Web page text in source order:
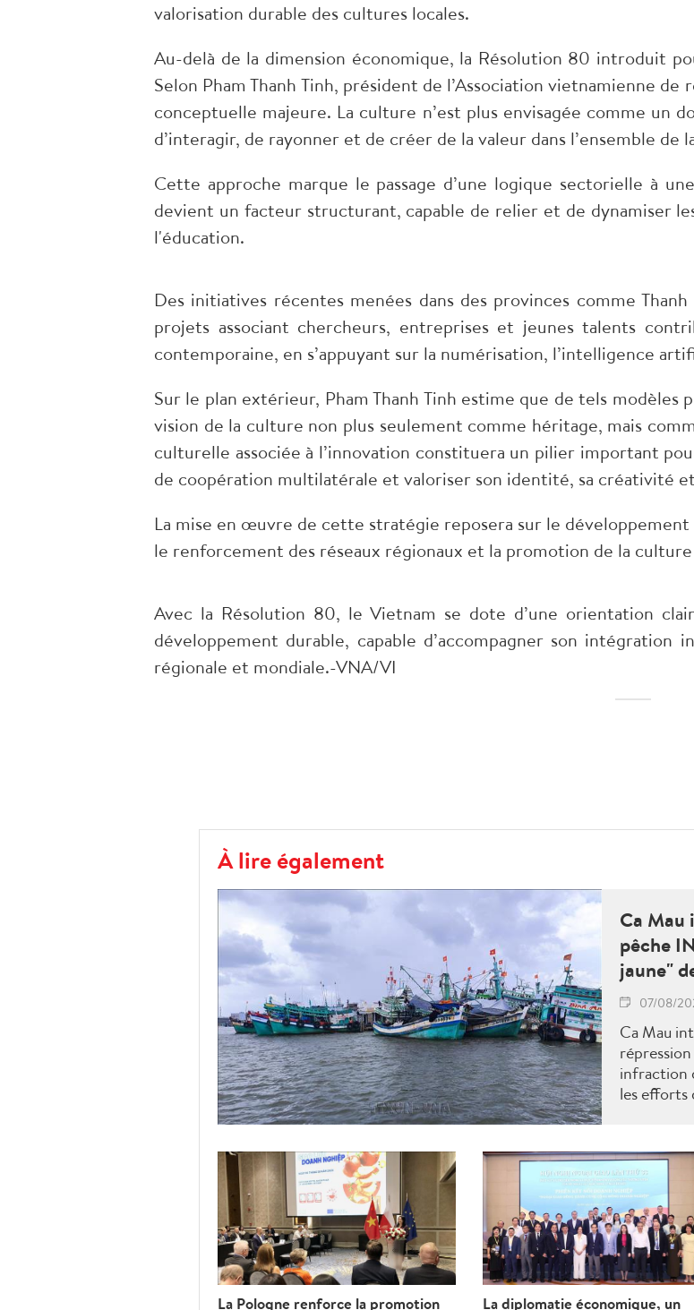
valorisation durable des cultures locales.
​Au-delà de la dimension économique, la Résolution 80 introduit
Selon Pham Thanh Tinh, président de l’Association vietnamienne de
conceptuelle majeure. La culture n’est plus envisagée comme un
d’interagir, de rayonner et de créer de la valeur dans l’ensemble
​Cette approche marque le passage d’une logique sectorielle à
devient un facteur structurant, capable de relier et de dynamiser
l'éducation.
​Des initiatives récentes menées dans des provinces comme
projets associant chercheurs, entreprises et jeunes talents
contemporaine, en s’appuyant sur la numérisation, l’intelligence
​Sur le plan extérieur, Pham Thanh Tinh estime que de tels
vision de la culture non plus seulement comme héritage, mais
culturelle associée à l’innovation constituera un pilier important
de coopération multilatérale et valoriser son identité, sa créativité
La mise en œuvre de cette stratégie reposera sur le développement
le renforcement des réseaux régionaux et la promotion de la
​Avec la Résolution 80, le Vietnam se dote d’une orientation
développement durable, capable d’accompagner son
régionale et mondiale.-VNA/VI
À lire également
Ca
pêche
jaune"
07/08/
Ca Mau
infraction
les efforts
La Pologne renforce la promotion La diplomatie économique, un